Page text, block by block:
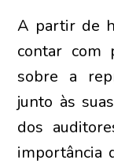
A partir de
contar com
sobre a
junto às
dos
importância